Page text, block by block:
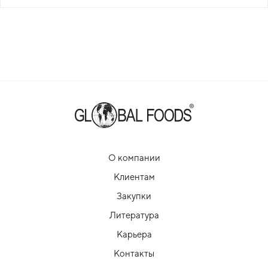
О компании
Клиентам
Закупки
Литература
Карьера
Контакты